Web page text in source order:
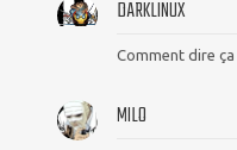
DARKLINUX
Comment dire
MILO